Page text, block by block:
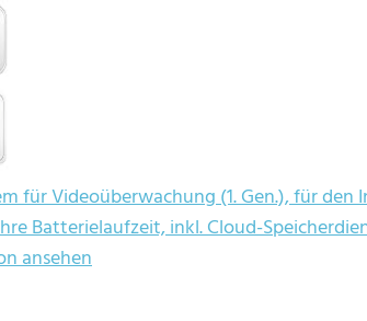
für Videoüberwachung (1. Gen.), für
Batterielaufzeit, inkl. Cloud-
ansehen